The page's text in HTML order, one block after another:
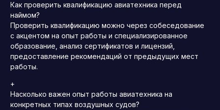
Как проверить квалификацию авиатехника перед
наймом?
Проверить квалификацию можно через собеседование
с акцентом на опыт работы и специализированное
образование, анализ сертификатов и лицензий,
предоставление рекомендаций от предыдущих мест
работы.
+
Насколько важен опыт работы авиатехника на
конкретных типах воздушных судов?